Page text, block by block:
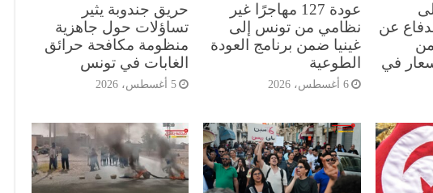
عن
في
عودة 127 مهاجرًا غير
نظامي من تونس إلى
غينيا ضمن برنامج العودة
الطوعية
6 أغسطس، 2026
حريق جندوبة يثير
تساؤلات حول جاهزية
منظومة مكافحة حرائق
الغابات في تونس
5 أغسطس، 2026